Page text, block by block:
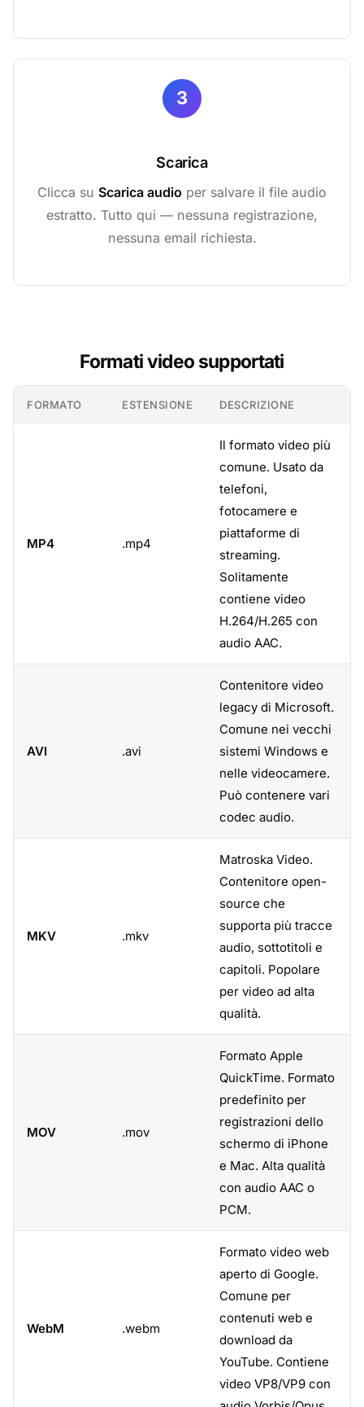
3
Scarica
Clicca su Scarica audio per salvare il file audio
estratto. Tutto qui — nessuna registrazione,
nessuna email richiesta.
Formati video supportati
FORMATO ESTENSIONE DESCRIZIONE
MP4 .mp4
Il formato video più
comune. Usato da
telefoni,
fotocamere e
piattaforme di
streaming.
Solitamente
contiene video
H.264/H.265 con
audio AAC.
AVI .avi
Contenitore video
legacy di Microsoft.
Comune nei vecchi
sistemi Windows e
nelle videocamere.
Può contenere vari
codec audio.
MKV .mkv
Matroska Video.
Contenitore open-
source che
supporta più tracce
audio, sottotitoli e
capitoli. Popolare
per video ad alta
qualità.
MOV .mov
Formato Apple
QuickTime. Formato
predefinito per
registrazioni dello
schermo di iPhone
e Mac. Alta qualità
con audio AAC o
PCM.
WebM .webm
Formato video web
aperto di Google.
Comune per
contenuti web e
download da
YouTube. Contiene
video VP8/VP9 con